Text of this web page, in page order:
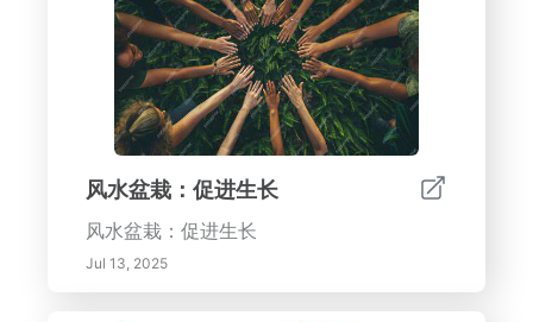
风水盆栽：促进生长
风水盆栽：促进生长
Jul 13, 2025